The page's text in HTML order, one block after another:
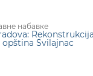
набавке
opština Svilajnac